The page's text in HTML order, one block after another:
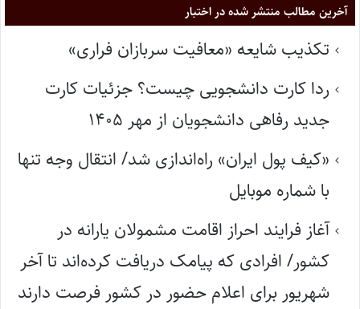
آخرین مطالب منتشر شده در اختبار
تکذیب شایعه «معافیت سربازان فراری»
ردا کارت دانشجویی چیست؟ جزئیات کارت
جدید رفاهی دانشجویان از مهر ۱۴۰۵
«کیف پول ایران» راه‌اندازی شد/ انتقال وجه تنها
با شماره موبایل
آغاز فرایند احراز اقامت مشمولان یارانه در
کشور/ افرادی که پیامک دریافت کرده‌اند تا آخر
شهریور برای اعلام حضور در کشور فرصت دارند